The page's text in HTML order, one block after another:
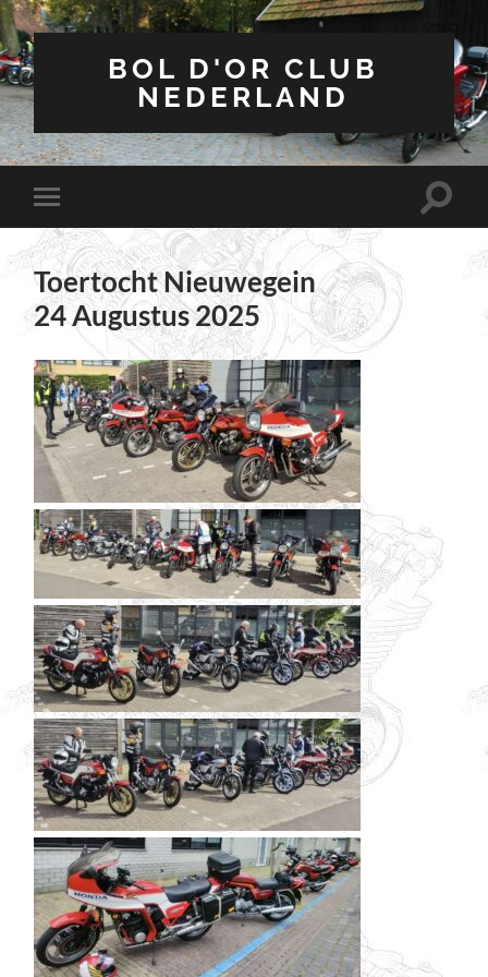
BOL D'OR CLUB
NEDERLAND
Toggle
mobiel
menu
Toggle
Toertocht Nieuwegein
24 Augustus 2025